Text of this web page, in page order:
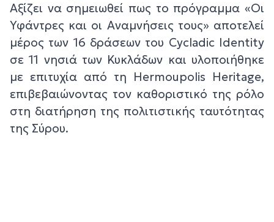
Αξίζει να σημειωθεί πως το πρόγραμμα «Οι
Υφάντρες και οι Αναμνήσεις τους» αποτελεί
μέρος των 16 δράσεων του Cycladic Identity
σε 11 νησιά των Κυκλάδων και υλοποιήθηκε
με επιτυχία από τη Hermoupolis Heritage,
επιβεβαιώνοντας τον καθοριστικό της ρόλο
στη διατήρηση της πολιτιστικής ταυτότητας
της Σύρου.